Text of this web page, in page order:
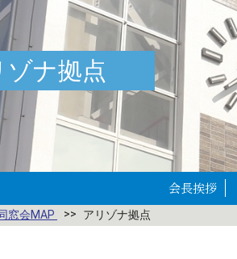
ゾナ拠点
会長挨拶
窓会MAP アリゾナ拠点